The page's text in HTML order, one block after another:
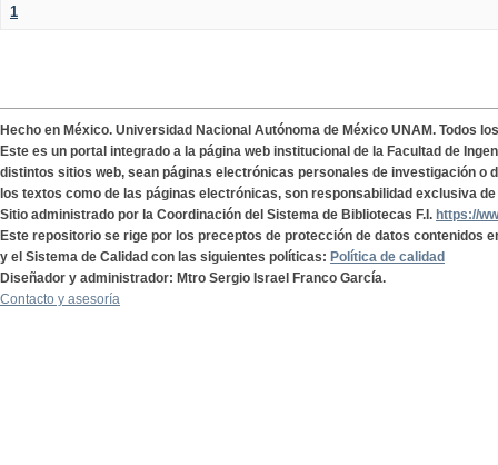
1
Hecho en México. Universidad Nacional Autónoma de México UNAM. Todos
Este es un portal integrado a la página web institucional de la Facultad de
distintos sitios web, sean páginas electrónicas personales de investigación o
los textos como de las páginas electrónicas, son responsabilidad exclusiva
Sitio administrado por la Coordinación del Sistema de Bibliotecas F.I. https://
Este repositorio se rige por los preceptos de protección de datos contenidos
y el Sistema de Calidad con las siguientes políticas: Política de calidad
Diseñador y administrador: Mtro Sergio Israel Franco García.
Contacto y asesoría